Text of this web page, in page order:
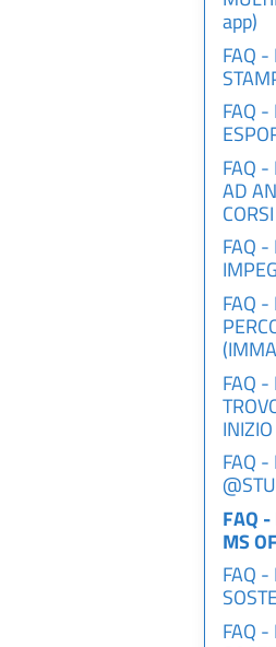
app)
FAQ -
FAQ -
FAQ -
AD
FAQ -
FAQ -
FAQ -
FAQ -
FAQ -
MS
FAQ -
FAQ -